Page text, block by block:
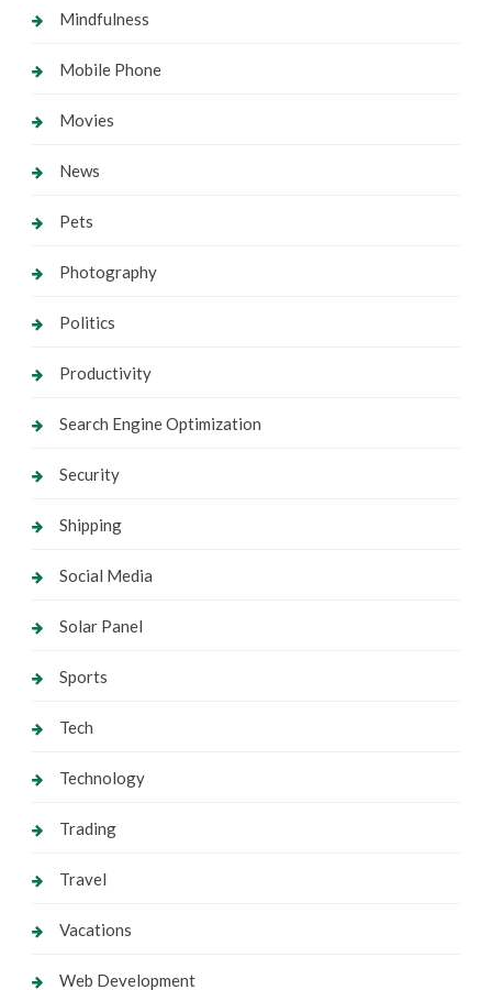
Mindfulness
Mobile Phone
Movies
News
Pets
Photography
Politics
Productivity
Search Engine Optimization
Security
Shipping
Social Media
Solar Panel
Sports
Tech
Technology
Trading
Travel
Vacations
Web Development